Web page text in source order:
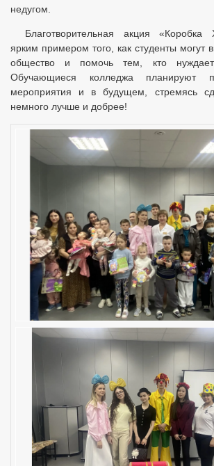
недугом.
Благотворительная акция «Коробка
ярким примером того, как студенты могут
общество и помочь тем, кто
Обучающиеся колледжа планируют
мероприятия и в будущем, стремясь
немного лучше и добрее!